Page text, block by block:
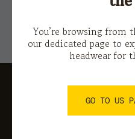
You’re browsing from
our dedicated page to
headwear for
GO TO US